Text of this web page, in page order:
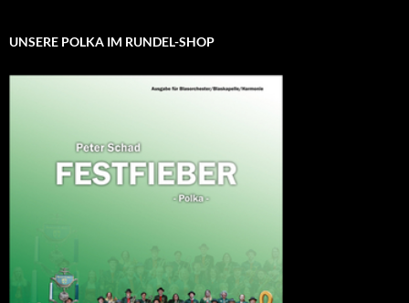
UNSERE POLKA IM RUNDEL-SHOP